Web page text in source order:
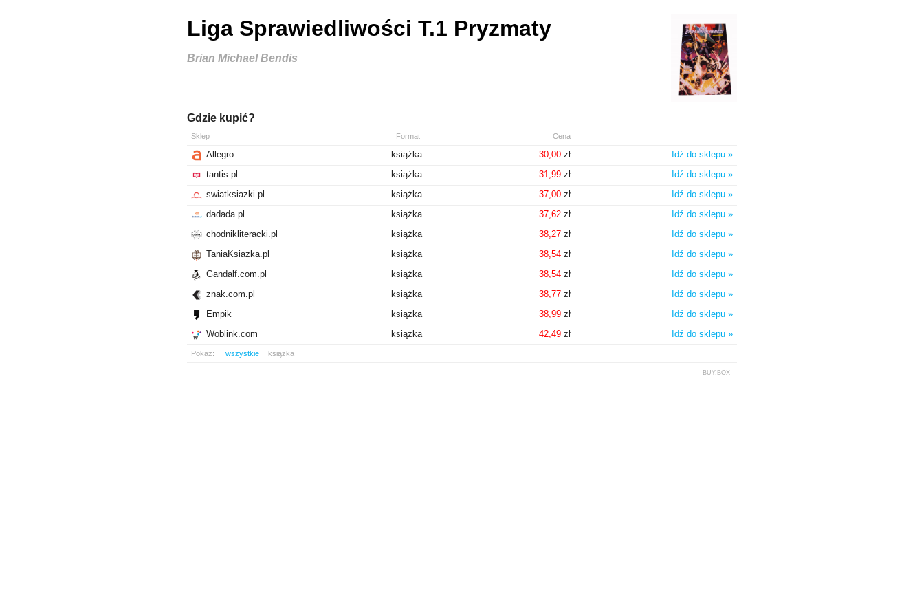
Liga Sprawiedliwości T.1 Pryzmaty
Brian Michael Bendis
Gdzie kupić?
Sklep Format Cena
Allegro książka 30,00zł
Idź do sklepu »
tantis.pl
książka 31,99zł
Idź do sklepu »
swiatksiazki.pl
książka 37,00zł
Idź do sklepu »
dadada.pl
książka 37,62zł
Idź do sklepu »
chodnikliteracki.pl
książka 38,27zł
Idź do sklepu »
TaniaKsiazka.pl
książka 38,54zł
Idź do sklepu »
Gandalf.com.pl
książka 38,54zł
Idź do sklepu »
znak.com.pl
książka 38,77zł
Idź do sklepu »
Empik
książka 38,99zł
Idź do sklepu »
Woblink.com
książka 42,49zł Idź do sklepu »
Pokaż: wszystkie książka
BUY.BOX